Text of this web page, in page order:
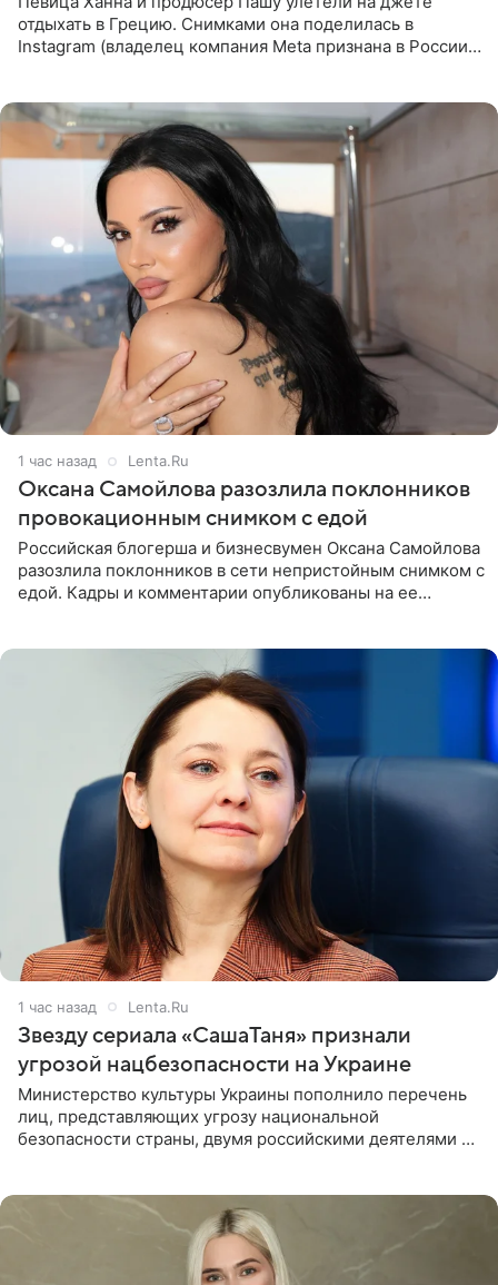
отдыхать в Грецию. Снимками она поделилась в
Instagram (владелец компания Meta признана в России
1 час назад Lenta.Ru
Оксана Самойлова разозлила поклонников
провокационным снимком с едой
Российская блогерша и бизнесвумен Оксана Самойлова
разозлила поклонников в сети непристойным снимком с
едой. Кадры и комментарии опубликованы на ее
1 час назад Lenta.Ru
Звезду сериала «СашаТаня» признали
угрозой нацбезопасности на Украине
Министерство культуры Украины пополнило перечень
лиц, представляющих угрозу национальной
безопасности страны, двумя российскими деятелями —